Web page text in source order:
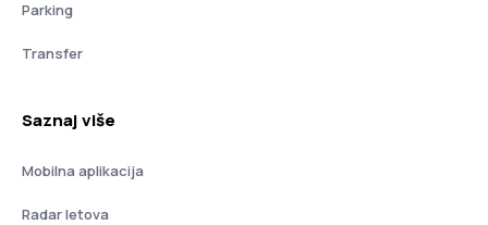
Parking
Transfer
Saznaj više
Mobilna aplikacija
Radar letova